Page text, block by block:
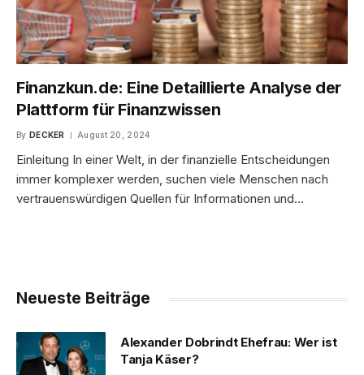
Finanzkun.de: Eine Detaillierte Analyse der
Plattform für Finanzwissen
By DECKER August 20, 2024
Einleitung In einer Welt, in der finanzielle Entscheidungen
immer komplexer werden, suchen viele Menschen nach
vertrauenswürdigen Quellen für Informationen und…
Neueste Beiträge
Alexander Dobrindt Ehefrau: Wer ist
Tanja Käser?